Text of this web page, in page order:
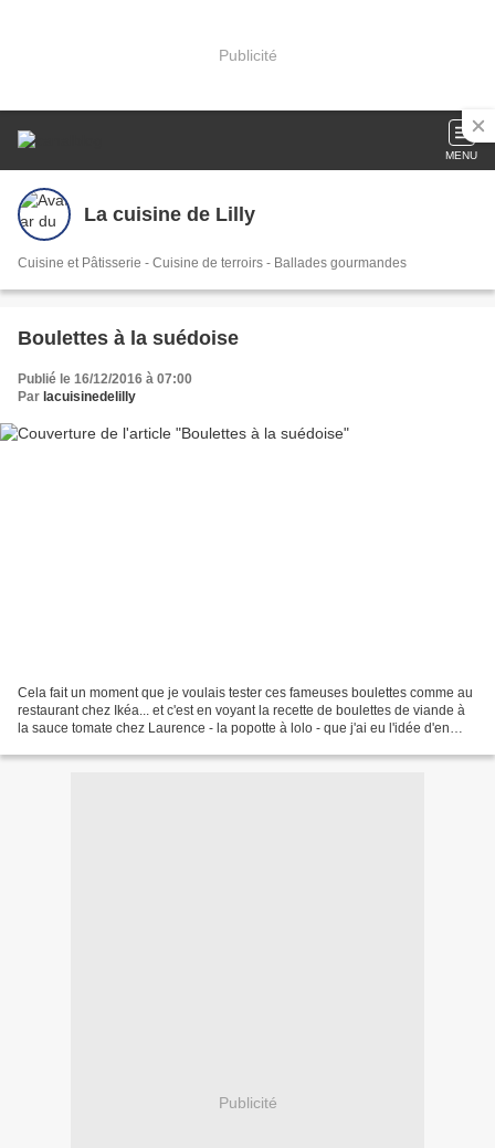
Publicité
MENU
La cuisine de Lilly
Cuisine et Pâtisserie - Cuisine de terroirs - Ballades gourmandes
Boulettes à la suédoise
Publié le 16/12/2016 à 07:00
Par lacuisinedelilly
Cela fait un moment que je voulais tester ces fameuses boulettes comme au
restaurant chez Ikéa... et c'est en voyant la recette de boulettes de viande à
la sauce tomate chez Laurence - la popotte à lolo - que j'ai eu l'idée d'en
Publicité